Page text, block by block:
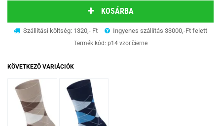
KOSÁRBA
Szállítási költség: 1320,- Ft Ingyenes szállítás 33000,-Ft felett
Termék kód: p14 vzor.čierne
KÖVETKEZŐ VARIÁCIÓK